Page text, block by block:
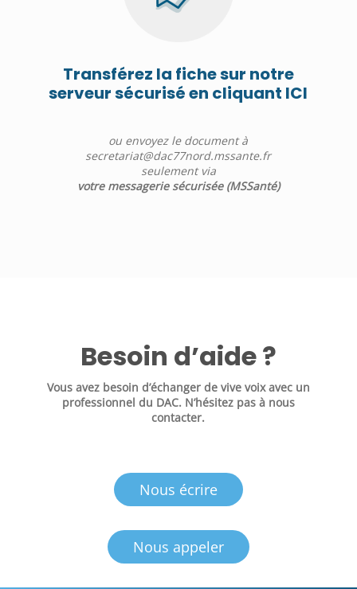
Transférez la fiche sur notre
serveur sécurisé en cliquant ICI
ou envoyez le document à
secretariat@dac77nord.mssante.fr
seulement via
votre messagerie sécurisée (MSSanté)
Besoin d’aide ?
Vous avez besoin d’échanger de vive voix avec un
professionnel du DAC. N’hésitez pas à nous
contacter.
Nous écrire
Nous appeler